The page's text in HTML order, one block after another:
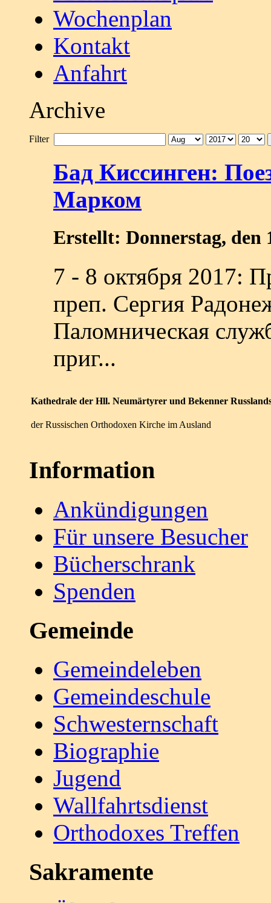
Wochenplan
Kontakt
Anfahrt
Archive
Filter
Бад Киссинген:
Марком
Erstellt: Donnerstag, den
7 - 8 октября 2017:
преп. Сергия
Паломническая
приг...
Kathedrale der Hll. Neumärtyrer und Bekenner
der Russischen Orthodoxen Kirche im Ausland
Information
Ankündigungen
Für unsere Besucher
Bücherschrank
Spenden
Gemeinde
Gemeindeleben
Gemeindeschule
Schwesternschaft
Biographie
Jugend
Wallfahrtsdienst
Orthodoxes Treffen
Sakramente